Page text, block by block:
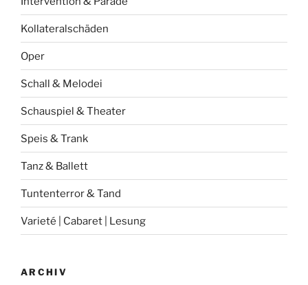
Kollateralschäden
Oper
Schall & Melodei
Schauspiel & Theater
Speis & Trank
Tanz & Ballett
Tuntenterror & Tand
Varieté | Cabaret | Lesung
ARCHIV